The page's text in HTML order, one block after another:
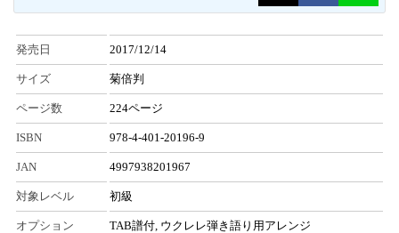
発売日 2017/12/14
サイズ 菊倍判
ページ数 224ページ
ISBN 978-4-401-20196-9
JAN 4997938201967
対象レベル 初級
オプション TAB譜付, ウクレレ弾き語り用アレンジ